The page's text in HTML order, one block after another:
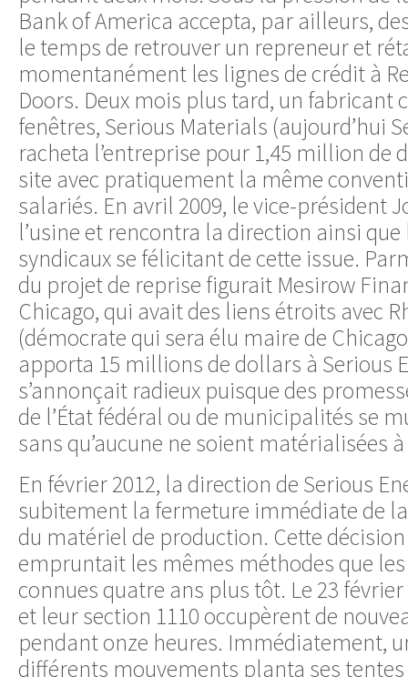
Bank of America accepta, par ailleurs,
le temps de retrouver un repreneur et
momentanément les lignes de crédit à
Doors. Deux mois plus tard, un fabricant
fenêtres, Serious Materials (aujourd’hui
racheta l’entreprise pour 1,45 million de
site avec pratiquement la même
salariés. En avril 2009, le vice-président
l’usine et rencontra la direction ainsi
syndicaux se félicitant de cette issue.
du projet de reprise figurait Mesirow
Chicago, qui avait des liens étroits avec
(démocrate qui sera élu maire de
apporta 15 millions de dollars à Serious
s’annonçait radieux puisque des
de l’État fédéral ou de municipalités
sans qu’aucune ne soient matérialisées
En février 2012, la direction de Serious
subitement la fermeture immédiate de
du matériel de production. Cette
empruntait les mêmes méthodes que
connues quatre ans plus tôt. Le 23
et leur section 1110 occupèrent de
pendant onze heures. Immédiatement,
différents mouvements planta ses